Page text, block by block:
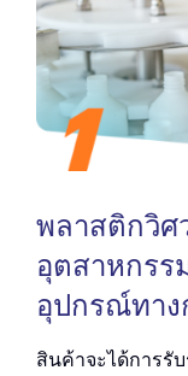
พลาสติกวิศ
อุตสาหกรร
อุปกรณ์ทาง
สินค้าจะได้การรั